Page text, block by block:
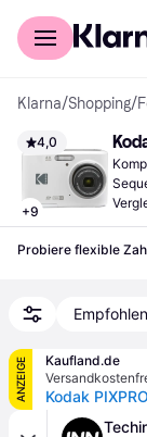
Für Shopper
Klarna/Shopping/
4,0
+9
Probiere flexible
Empfohlen
ANZEIGE
Kaufland.de